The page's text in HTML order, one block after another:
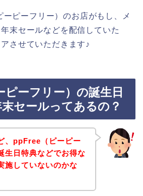
ピーフリー）のお店がもし、メ
末セールなどを配信していた
させていただきます♪
ピーフリー）の誕生日
セールってあるの？
、ppFree（ピーピー
生日特典などでお得な
施していないのかな